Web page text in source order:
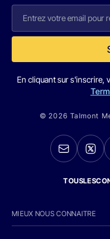
En cliquant sur s'inscrire,
© 2026 Talmont
MIEUX NOUS CONNAITRE